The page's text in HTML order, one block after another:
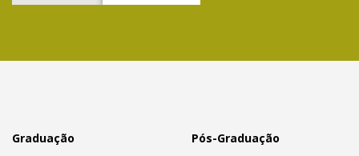
Graduação Pós-Graduação